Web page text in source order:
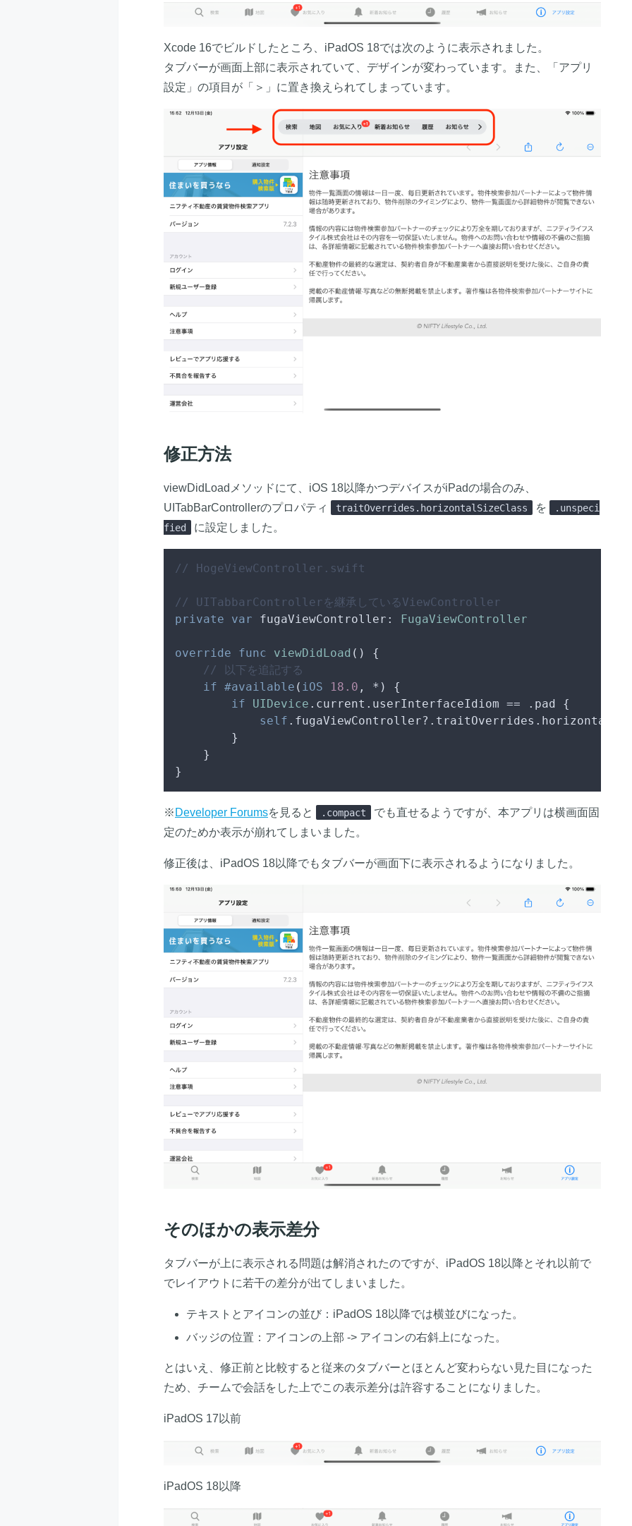
Xcode 16でビルドしたところ、iPadOS 18では次のように表示されました。
タブバーが画面上部に表示されていて、デザインが変わっています。また、「アプリ
設定」の項目が「＞」に置き換えられてしまっています。
修正方法
viewDidLoadメソッドにて、iOS 18以降かつデバイスがiPadの場合のみ、
UITabBarControllerのプロパティ
traitOverrides.horizontalSizeClass を
.unspeci
fied
に設定しました。
// HogeViewController.swift
// UITabbarControllerを継承しているViewController
private
var fugaViewController: FugaViewController
override func viewDidLoad () {
// 以下を追記する
if #available ( iOS 18.0 , * ) {
if
UIDevice .current.userInterfaceIdiom == .pad {
self .fugaViewController?
        }
    }
}
※ Developer Forumsを見ると .compact
でも直せるようですが、本アプリは横画面固
定のためか表示が崩れてしまいました。
修正後は、iPadOS 18以降でもタブバーが画面下に表示されるようになりました。
そのほかの表示差分
タブバーが上に表示される問題は解消されたのですが、iPadOS 18以降とそれ以前で
でレイアウトに若干の差分が出てしまいました。
テキストとアイコンの並び：iPadOS 18以降では横並びになった。
バッジの位置：アイコンの上部 -> アイコンの右斜上になった。
とはいえ、修正前と比較すると従来のタブバーとほとんど変わらない見た目になった
ため、チームで会話をした上でこの表示差分は許容することになりました。
iPadOS 17以前
iPadOS 18以降